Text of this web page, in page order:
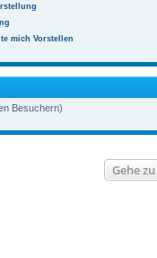
mich Vorstellen
Besuchern)
Gehe zu